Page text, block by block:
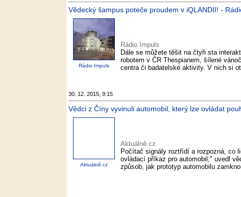
Vědecký šampus poteče proudem v iQLANDII! -
Rádio Impuls
Rádio Impuls
Dále se můžete těšit na čtyři sta
robotem v ČR Thespianem, šílené
centra či badatelské aktivity. V nich si
30. 12. 2015, 9:15
Vědci z Číny vyvinuli automobil, který lze ovládat
Aktuálně.cz
Aktuálně.cz
Počítač signály roztřídí a rozpozná, co
ovládací příkaz pro automobil," uvedl
způsob, jak prototyp automobilu